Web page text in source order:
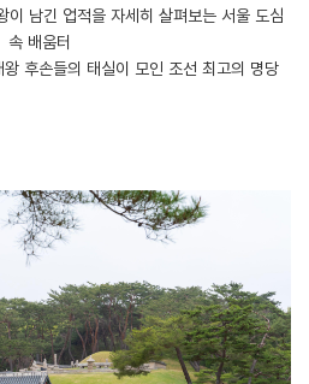
이 남긴 업적을 자세히 살펴보는 서울 도심
속 배움터
후손들의 태실이 모인 조선 최고의 명당